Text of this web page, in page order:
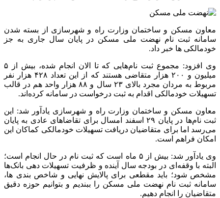
معاون مسکن و ساختمان وزارت راه و شهرسازی از بسته شدن
سامانه ثبت نام نهضت ملی مسکن در پایان سال جاری به جز
خودمالکی ها خبر داد.
وی افزود: مجموع ثبت نام‌هایی که تا الان انجام شده، بیش از ۵
میلیون و ۲۰۰ هزار متقاضی هستند که از این تعداد ۴۲۸ هزار نفر
مربوط به مردان مجرد بالای ۲۳ سال و ۸۸ هزار واحد هم در قالب
تسهیلات خودمالکی اقدام به ثبت درخواست در سامانه کرده‌اند.
معاون مسکن و ساختمان وزارت راه و شهرسازی یادآور شد: این
ثبت نام‌ها در پایان ۲۹ اسفند امسال برای تقاضاهای عادی به پایان
می‌رسد اما برای متقاضیان دریافت تسهیلات خودمالکی کماکان این
امکان فراهم است.
وی یادآور شد: بیش از ۵ ماه است که ثبت نام در حال انجام است؛
البته با وقفه‌ای در بودجه سال آینده و ظرفیت تسهیلات دهی بانک‌ها
مشخص شود؛ باید مقطعی برای پالایش نهایی و شاخص بندی ها،
سامانه ثبت نام نهضت ملی مسکن را ببندیم و بتوانیم حوزه دقیق
متقاضیان را انجام دهیم.